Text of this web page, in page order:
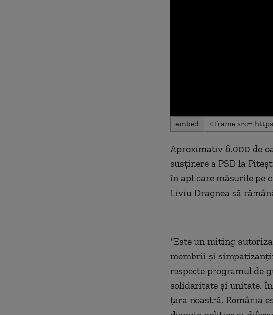
seconds
secondsVolume
embed
Aproximativ 6.000 de
susținere a PSD la
în aplicare măsurile pe
Liviu Dragnea să
"Este un miting
membrii și
respecte programul de
solidaritate și unitate.
țara noastră. România